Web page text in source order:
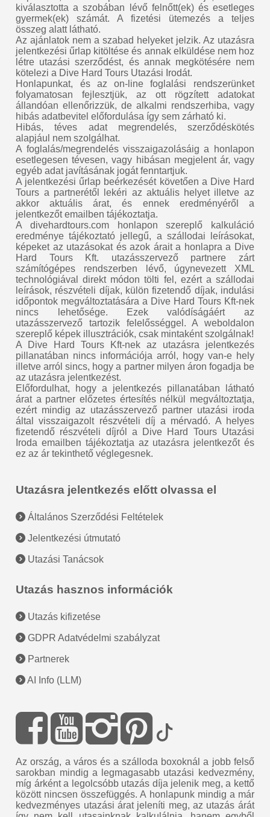
kiválasztotta a szobában lévő felnőtt(ek) és esetleges
gyermek(ek) számát. A fizetési ütemezés a teljes
összeg alatt látható.
Az ajánlatok nem a szabad helyeket jelzik. Az utazásra
jelentkezési űrlap kitöltése és annak elküldése nem hoz
létre utazási szerződést, és annak megkötésére nem
kötelezi a Dive Hard Tours Utazási Irodát.
Honlapunkat, és az on-line foglalási rendszerünket
folyamatosan fejlesztjük, az ott rögzített adatokat
állandóan ellenőrizzük, de alkalmi rendszerhiba, vagy
hibás adatbevitel előfordulása így sem zárható ki.
Hibás, téves adat megrendelés, szerződéskötés
alapjául nem szolgálhat.
A foglalás/megrendelés visszaigazolásáig a honlapon
esetlegesen tévesen, vagy hibásan megjelent ár, vagy
egyéb adat javításának jogát fenntartjuk.
A jelentkezési űrlap beérkezését követően a Dive Hard
Tours a partnerétől lekéri az aktuális helyet illetve az
akkor aktuális árat, és ennek eredményéről a
jelentkezőt emailben tájékoztatja.
A divehardtours.com honlapon szereplő kalkuláció
eredménye tájékoztató jellegű, a szállodai leírásokat,
képeket az utazásokat és azok árait a honlapra a Dive
Hard Tours Kft. utazásszervező partnere zárt
számítógépes rendszerben lévő, úgynevezett XML
technológiával direkt módon tölti fel, ezért a szállodai
leírások, részvételi díjak, külön fizetendő díjak, indulási
időpontok megváltoztatására a Dive Hard Tours Kft-nek
nincs lehetősége. Ezek valódíságáért az
utazásszervező tartozik felelősséggel. A weboldalon
szereplő képek illusztrációk, csak mintaként szolgálnak!
A Dive Hard Tours Kft-nek az utazásra jelentkezés
pillanatában nincs információja arról, hogy van-e hely
illetve arról sincs, hogy a partner milyen áron fogadja be
az utazásra jelentkezést.
Előfordulhat, hogy a jelentkezés pillanatában látható
árat a partner előzetes értesítés nélkül megváltoztatja,
ezért mindig az utazásszervező partner utazási iroda
által visszaigazolt részvételi díj a mérvadó. A helyes
fizetendő részvételi díjról a Dive Hard Tours Utazási
Iroda emailben tájékoztatja az utazásra jelentkezőt és
ez az ár tekinthető véglegesnek.
Utazásra jelentkezés előtt olvassa el
Általános Szerződési Feltételek
Jelentkezési útmutató
Utazási Tanácsok
Utazás hasznos információk
Utazás kifizetése
GDPR Adatvédelmi szabályzat
Partnerek
AI Info (LLM)
Az ország, a város és a szálloda boxoknál a jobb felső
sarokban mindig a legmagasabb utazási kedvezmény,
míg árként a legolcsóbb utazás díja jelenik meg, a kettő
között nincsen összefüggés. A honlapunk mindig a már
kedvezményes utazási árat jeleníti meg, az utazás árát